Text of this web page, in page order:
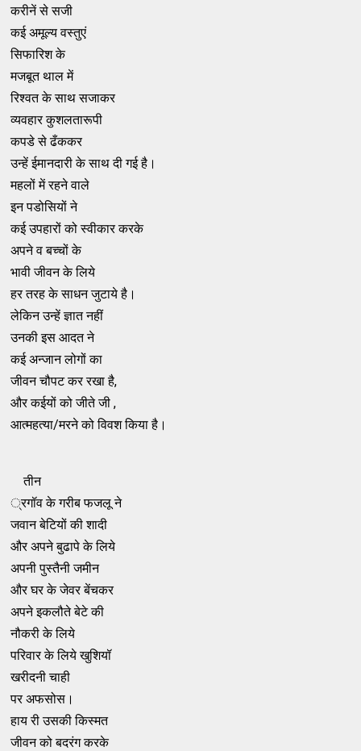
करीनें से सजी
कई अमूल्य वस्तुएं
सिफारिश के
मजबूत थाल में
रिश्वत के साथ सजाकर
व्यवहार कुशलतारूपी
कपडे से ढँककर
उन्हें ईमानदारी के साथ दी गई है।
महलों में रहने वाले
इन पडोसियों ने
कई उपहारों को स्वीकार करके
अपने व बच्चों के
भावी जीवन के लिये
हर तरह के साधन जुटाये है।
लेकिन उन्हें ज्ञात नहीं
उनकी इस आदत ने
कई अन्जान लोगों का
जीवन चौपट कर रखा है,
और कईयों को जीते जी ,
आत्महत्या/मरने को विवश किया है।
तीन
्रगॉव के गरीब फजलू ने
जवान बेटियों की शादी
और अपने बुढापे के लिये
अपनी पुस्तैनी जमीन
और घर के जेवर बेंचकर
अपने इकलौते बेटे की
नौकरी के लिये
परिवार के लिये खुशियॉ
खरीदनी चाही
पर अफसोस।
हाय री उसकी किस्मत
जीवन को बदरंग करके